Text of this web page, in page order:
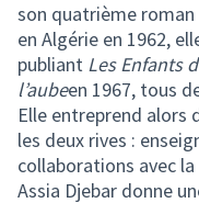
son quatrième roman
en Algérie en 1962,
publiant Les Enfants
l’aubeen 1967, tous
Elle entreprend alors
les deux rives :
collaborations avec
Assia Djebar donne